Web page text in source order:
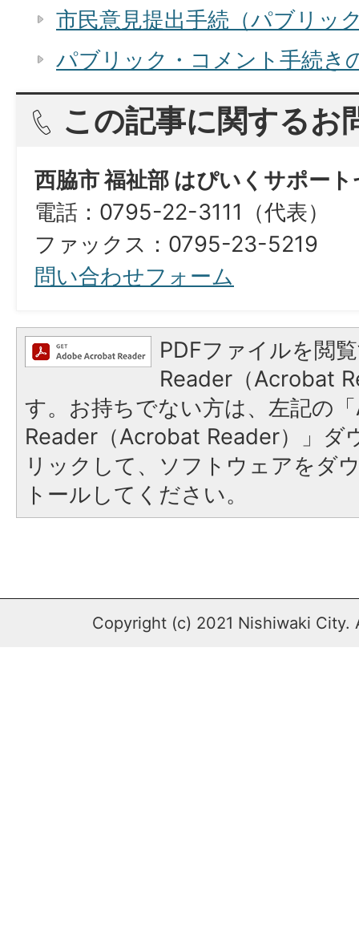
市民意見提出手続（パブリッ
パブリック・コメント手続き
この記事に関するお
西脇市 福祉部 はぴいくサポー
電話：0795-22-3111（代表）
ファックス：0795-23-5219
問い合わせフォーム
PDFファイルを閲
Reader（Acrobat
す。お持ちでない方は、左記の
Reader（Acrobat Reader）」ダ
リックして、ソフトウェアをダ
トールしてください。
Copyright (c) 2021 Nishiwaki City.